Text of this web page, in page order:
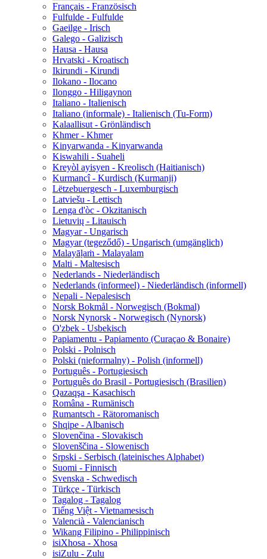
Français - Französisch
Fulfulde - Fulfulde
Gaeilge - Irisch
Galego - Galizisch
Hausa - Hausa
Hrvatski - Kroatisch
Ikirundi - Kirundi
Ilokano - Ilocano
Ilonggo - Hiligaynon
Italiano - Italienisch
Italiano (informale) - Italienisch (Tu-Form)
Kalaallisut - Grönländisch
Khmer - Khmer
Kinyarwanda - Kinyarwanda
Kiswahili - Suaheli
Kreyòl ayisyen - Kreolisch (Haitianisch)
Kurmancî - Kurdisch (Kurmanji)
Lëtzebuergesch - Luxemburgisch
Latviešu - Lettisch
Lenga d'òc - Okzitanisch
Lietuvių - Litauisch
Magyar - Ungarisch
Magyar (tegeződő) - Ungarisch (umgänglich)
Malayāḷaṁ - Malayalam
Malti - Maltesisch
Nederlands - Niederländisch
Nederlands (informeel) - Niederländisch (informell)
Nepali - Nepalesisch
Norsk Bokmål - Norwegisch (Bokmal)
Norsk Nynorsk - Norwegisch (Nynorsk)
O'zbek - Usbekisch
Papiamentu - Papiamento (Curaçao & Bonaire)
Polski - Polnisch
Polski (nieformalny) - Polish (informell)
Português - Portugiesisch
Português do Brasil - Portugiesisch (Brasilien)
Qazaqşa - Kasachisch
Româna - Rumänisch
Rumantsch - Rätoromanisch
Shqipe - Albanisch
Slovenčina - Slovakisch
Slovenščina - Slowenisch
Srpski - Serbisch (lateinisches Alphabet)
Suomi - Finnisch
Svenska - Schwedisch
Türkçe - Türkisch
Tagalog - Tagalog
Tiếng Việt - Vietnamesisch
Valencià - Valencianisch
Wikang Filipino - Philippinisch
isiXhosa - Xhosa
isiZulu - Zulu